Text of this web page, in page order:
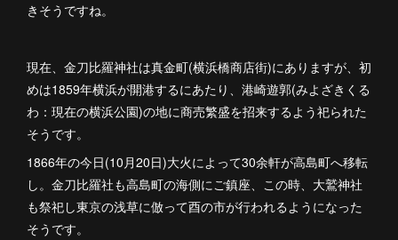
きそうですね。
現在、金刀比羅神社は真金町(横浜橋商店街)にありますが、初
めは1859年横浜が開港するにあたり、港崎遊郭(みよざきくる
わ：現在の横浜公園)の地に商売繁盛を招来するよう祀られた
そうです。
1866年の今日(10月20日)大火によって30余軒が高島町へ移転
し。金刀比羅社も高島町の海側にご鎮座、この時、大鷲神社
も祭祀し東京の浅草に倣って酉の市が行われるようになった
そうです。